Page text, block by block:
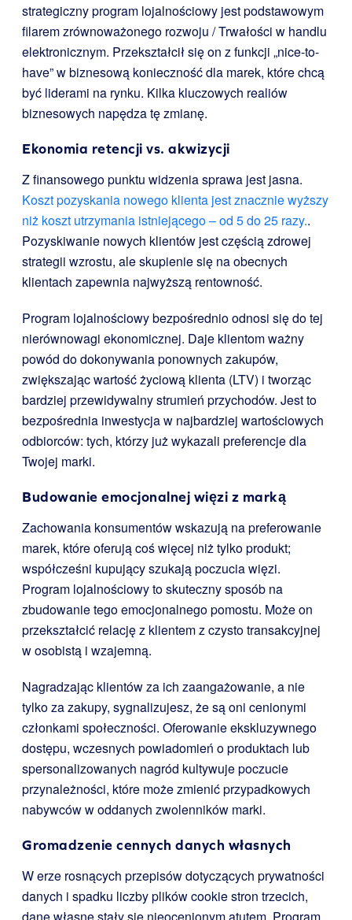
strategiczny program lojalnościowy jest podstawowym
filarem zrównoważonego rozwoju / Trwałości w handlu
elektronicznym. Przekształcił się on z funkcji „nice-to-
have” w biznesową konieczność dla marek, które chcą
być liderami na rynku. Kilka kluczowych realiów
biznesowych napędza tę zmianę.
Ekonomia retencji vs. akwizycji
Z finansowego punktu widzenia sprawa jest jasna.
Koszt pozyskania nowego klienta jest znacznie wyższy
niż koszt utrzymania istniejącego – od 5 do 25 razy..
Pozyskiwanie nowych klientów jest częścią zdrowej
strategii wzrostu, ale skupienie się na obecnych
klientach zapewnia najwyższą rentowność.
Program lojalnościowy bezpośrednio odnosi się do tej
nierównowagi ekonomicznej. Daje klientom ważny
powód do dokonywania ponownych zakupów,
zwiększając wartość życiową klienta (LTV) i tworząc
bardziej przewidywalny strumień przychodów. Jest to
bezpośrednia inwestycja w najbardziej wartościowych
odbiorców: tych, którzy już wykazali preferencje dla
Twojej marki.
Budowanie emocjonalnej więzi z marką
Zachowania konsumentów wskazują na preferowanie
marek, które oferują coś więcej niż tylko produkt;
współcześni kupujący szukają poczucia więzi.
Program lojalnościowy to skuteczny sposób na
zbudowanie tego emocjonalnego pomostu. Może on
przekształcić relację z klientem z czysto transakcyjnej
w osobistą i wzajemną.
Nagradzając klientów za ich zaangażowanie, a nie
tylko za zakupy, sygnalizujesz, że są oni cenionymi
członkami społeczności. Oferowanie ekskluzywnego
dostępu, wczesnych powiadomień o produktach lub
spersonalizowanych nagród kultywuje poczucie
przynależności, które może zmienić przypadkowych
nabywców w oddanych zwolenników marki.
Gromadzenie cennych danych własnych
W erze rosnących przepisów dotyczących prywatności
danych i spadku liczby plików cookie stron trzecich,